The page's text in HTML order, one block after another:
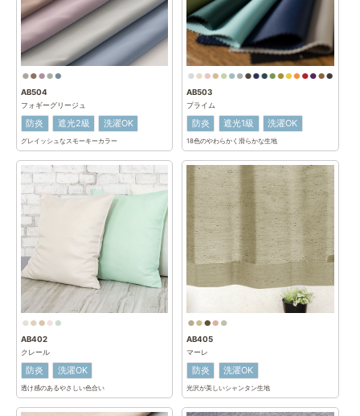
AB504
フォギーグリージュ
防炎 遮光2級 洗濯OK
グレイッシュなスモーキーカラー
AB503
プライム
防炎 遮光1級 洗濯OK
18色のやわらかく滑らかな生地
AB402
クレール
防炎 洗濯OK
透け感のあるやさしい色合い
AB405
マーレ
防炎 洗濯OK
光沢が美しいシャンタン生地